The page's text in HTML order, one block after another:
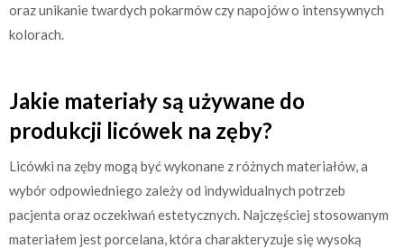
oraz unikanie twardych pokarmów czy napojów o intensywnych
kolorach.
Jakie materiały są używane do
produkcji licówek na zęby?
Licówki na zęby mogą być wykonane z różnych materiałów, a
wybór odpowiedniego zależy od indywidualnych potrzeb
pacjenta oraz oczekiwań estetycznych. Najczęściej stosowanym
materiałem jest porcelana, która charakteryzuje się wysoką